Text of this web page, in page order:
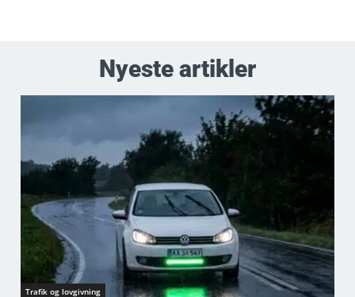
Nyeste artikler
Trafik og lovgivning